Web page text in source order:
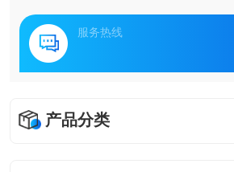
服务热线
产品分类